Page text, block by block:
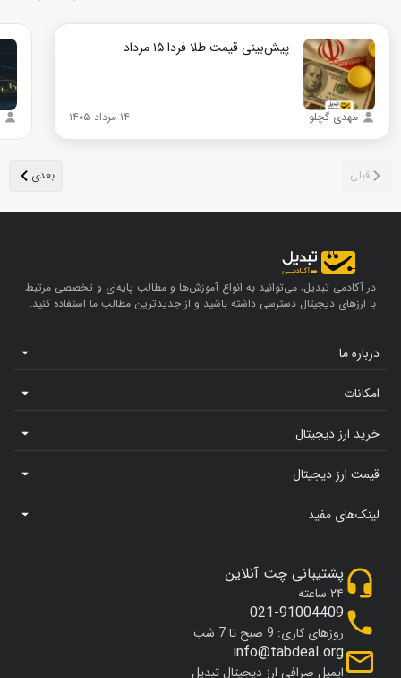
پیش‌بینی قیمت طلا فردا ۱۵ مرداد
مهدی گچلو ۱۴ مرداد ۱۴۰۵
در آکادمی تبدیل، می‌توانید به انواع آموزش‌ها و مطالب پایه‌ای و تخصصی مرتبط
با ارزهای دیجیتال دسترسی داشته باشید و از جدیدترین مطالب ما استفاده کنید.
درباره ما
امکانات
خرید ارز دیجیتال
قیمت ارز دیجیتال
لینک‌های مفید
پشتیبانی چت آنلاین
۲۴ ساعته
021-91004409
روزهای کاری: 9 صبح تا 7 شب
info@tabdeal.org
ایمیل صرافی ارز دیجیتال تبدیل